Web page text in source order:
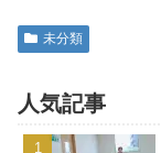
未分類
人気記事